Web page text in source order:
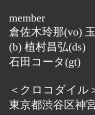
member
倉佐木玲那(vo)
(b) 植村昌弘(ds)
石田コータ(gt)
＜クロコダイル
東京都渋谷区神